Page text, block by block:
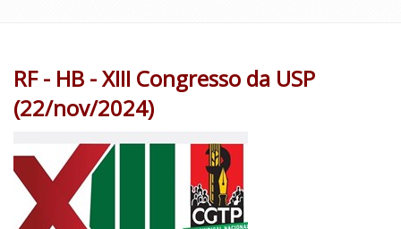
RF - HB - XIII Congresso da USP
(22/nov/2024)